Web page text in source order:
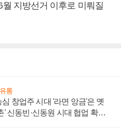
지방선거 이후로 미뤄질
통
심 창업주 시대 '라면 앙금'은 옛
' 신동빈·신동원 시대 협업 확대